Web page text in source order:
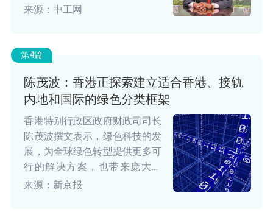
表示，将促进共建“一带一路”国
来源：中工网
第4篇
陈茂波：香港正探索建立适合香港、接轨
内地和国际的绿色分类框架
香港特别行政区政府财政司司长
陈茂波撰文表示，绿色科技的发
展，为全球绿色转型提供更多可
行的解决方案，也带来庞大机
遇，成为经济增长的重要部分。
来源：新京报